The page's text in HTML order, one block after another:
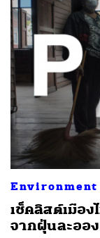
Environment
เช็คลิสต์เมือ
จากฝุ่นละออ